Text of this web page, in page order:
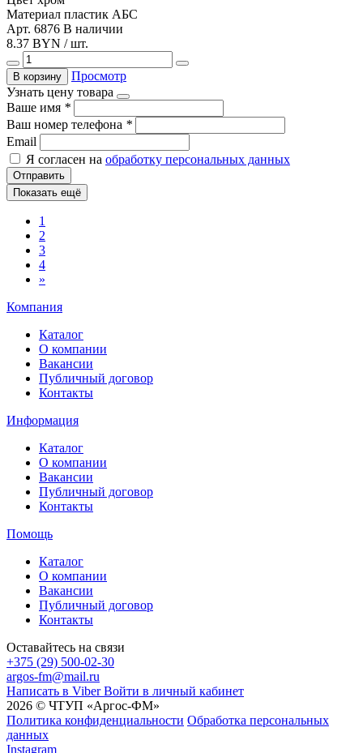
Материал пластик АБС
Арт. 6876 В наличии
8.37 BYN / шт.
В корзину
Просмотр
Узнать цену товара
Ваше имя *
Ваш номер телефона *
Email
Я согласен на обработку персональных данных
Отправить
Показать ещё
1
2
3
4
»
Компания
Каталог
О компании
Вакансии
Публичный договор
Контакты
Информация
Каталог
О компании
Вакансии
Публичный договор
Контакты
Помощь
Каталог
О компании
Вакансии
Публичный договор
Контакты
Оставайтесь на связи
+375 (29) 500-02-30
argos-fm@mail.ru
Написать в Viber Войти в личный кабинет
2026 © ЧТУП «Аргос-ФМ»
Политика конфиденциальности Обработка персональных
данных
Instagram